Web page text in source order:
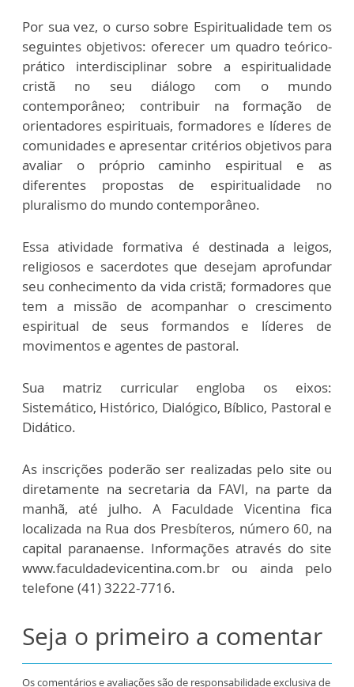
Por sua vez, o curso sobre Espiritualidade tem os
seguintes objetivos: oferecer um quadro teórico-
prático interdisciplinar sobre a espiritualidade
cristã no seu diálogo com o mundo
contemporâneo; contribuir na formação de
orientadores espirituais, formadores e líderes de
comunidades e apresentar critérios objetivos para
avaliar o próprio caminho espiritual e as
diferentes propostas de espiritualidade no
pluralismo do mundo contemporâneo.
Essa atividade formativa é destinada a leigos,
religiosos e sacerdotes que desejam aprofundar
seu conhecimento da vida cristã; formadores que
tem a missão de acompanhar o crescimento
espiritual de seus formandos e líderes de
movimentos e agentes de pastoral.
Sua matriz curricular engloba os eixos:
Sistemático, Histórico, Dialógico, Bíblico, Pastoral e
Didático.
As inscrições poderão ser realizadas pelo site ou
diretamente na secretaria da FAVI, na parte da
manhã, até julho. A Faculdade Vicentina fica
localizada na Rua dos Presbíteros, número 60, na
capital paranaense. Informações através do site
www.faculdadevicentina.com.br ou ainda pelo
telefone (41) 3222-7716.
Seja o primeiro a comentar
Os comentários e avaliações são de responsabilidade exclusiva de